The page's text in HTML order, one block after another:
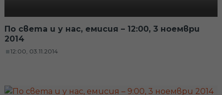
По света и у нас, емисия – 12:00, 3 ноември
2014
12:00, 03.11.2014